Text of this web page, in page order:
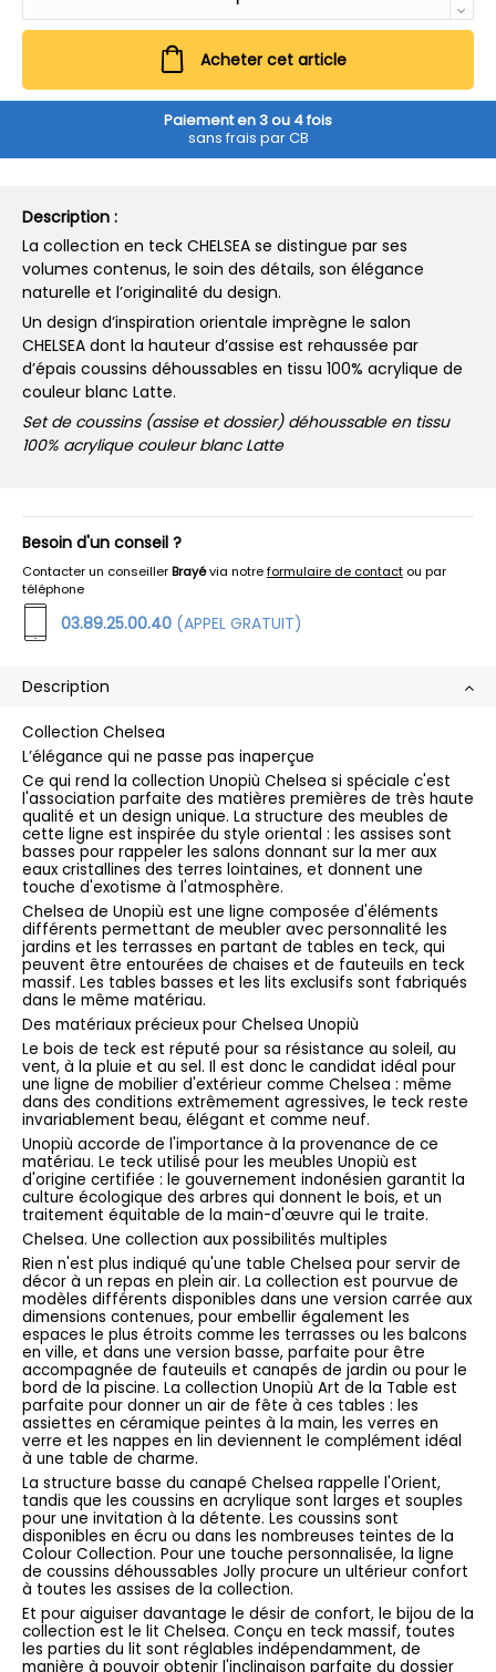
Acheter cet article
Paiement en 3 ou 4 fois
sans frais par CB
Description :
La collection en teck CHELSEA se distingue par ses
volumes contenus, le soin des détails, son élégance
naturelle et l’originalité du design.
Un design d’inspiration orientale imprègne le salon
CHELSEA dont la hauteur d’assise est rehaussée par
d’épais coussins déhoussables en tissu 100% acrylique de
couleur blanc Latte.
Set de coussins (assise et dossier) déhoussable en tissu
100% acrylique couleur blanc Latte
Besoin d'un conseil ?
Contacter un conseillerBrayévia notreformulaire de contact ou par
téléphone
03.89.25.00.40 (APPEL GRATUIT)
Description
Collection Chelsea
L’élégance qui ne passe pas inaperçue
Ce qui rend la collection Unopiù Chelsea si spéciale c'est
l'association parfaite des matières premières de très haute
qualité et un design unique. La structure des meubles de
cette ligne est inspirée du style oriental : les assises sont
basses pour rappeler les salons donnant sur la mer aux
eaux cristallines des terres lointaines, et donnent une
touche d'exotisme à l'atmosphère.
Chelsea de Unopiù est une ligne composée d'éléments
différents permettant de meubler avec personnalité les
jardins et les terrasses en partant de tables en teck, qui
peuvent être entourées de chaises et de fauteuils en teck
massif. Les tables basses et les lits exclusifs sont fabriqués
dans le même matériau.
Des matériaux précieux pour Chelsea Unopiù
Le bois de teck est réputé pour sa résistance au soleil, au
vent, à la pluie et au sel. Il est donc le candidat idéal pour
une ligne de mobilier d'extérieur comme Chelsea : même
dans des conditions extrêmement agressives, le teck reste
invariablement beau, élégant et comme neuf.
Unopiù accorde de l'importance à la provenance de ce
matériau. Le teck utilisé pour les meubles Unopiù est
d'origine certifiée : le gouvernement indonésien garantit la
culture écologique des arbres qui donnent le bois, et un
traitement équitable de la main-d'œuvre qui le traite.
Chelsea. Une collection aux possibilités multiples
Rien n'est plus indiqué qu'une table Chelsea pour servir de
décor à un repas en plein air. La collection est pourvue de
modèles différents disponibles dans une version carrée aux
dimensions contenues, pour embellir également les
espaces le plus étroits comme les terrasses ou les balcons
en ville, et dans une version basse, parfaite pour être
accompagnée de fauteuils et canapés de jardin ou pour le
bord de la piscine. La collection Unopiù Art de la Table est
parfaite pour donner un air de fête à ces tables : les
assiettes en céramique peintes à la main, les verres en
verre et les nappes en lin deviennent le complément idéal
à une table de charme.
La structure basse du canapé Chelsea rappelle l'Orient,
tandis que les coussins en acrylique sont larges et souples
pour une invitation à la détente. Les coussins sont
disponibles en écru ou dans les nombreuses teintes de la
Colour Collection. Pour une touche personnalisée, la ligne
de coussins déhoussables Jolly procure un ultérieur confort
à toutes les assises de la collection.
Et pour aiguiser davantage le désir de confort, le bijou de la
collection est le lit Chelsea. Conçu en teck massif, toutes
les parties du lit sont réglables indépendamment, de
manière à pouvoir obtenir l'inclinaison parfaite du dossier